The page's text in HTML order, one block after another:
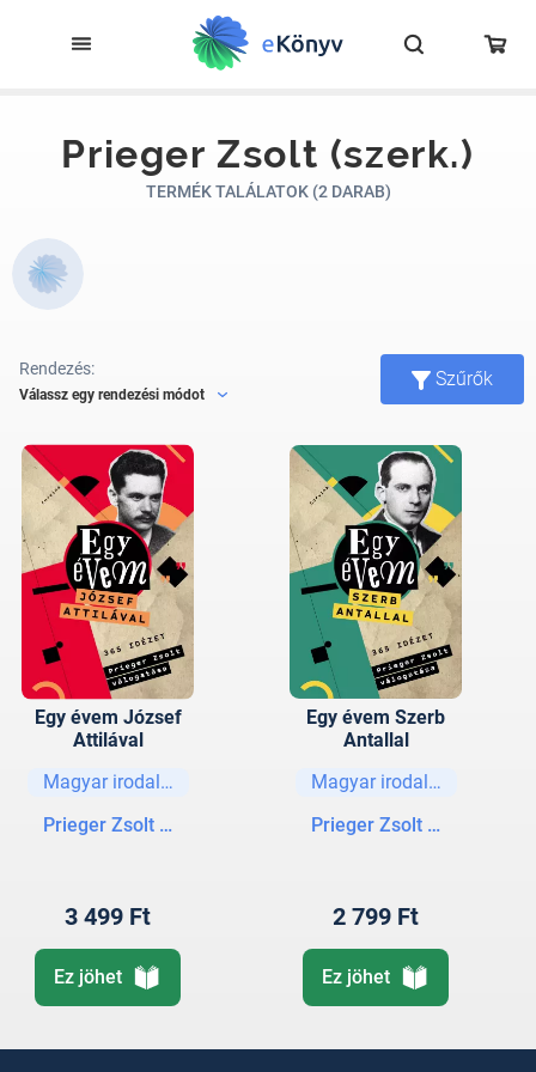
Prieger Zsolt (szerk.)
TERMÉK TALÁLATOK (2 DARAB)
Rendezés:
Válassz egy rendezési módot
Szűrők
Egy évem József
Attilával
Magyar irodalom
Prieger Zsolt (szerk.)
3 499 Ft
Ez jöhet
Egy évem Szerb
Antallal
Magyar irodalom
Prieger Zsolt (szerk.)
2 799 Ft
Ez jöhet